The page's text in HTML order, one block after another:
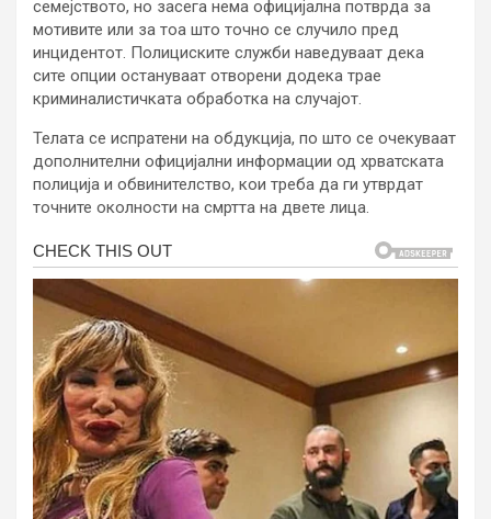
семејството, но засега нема официјална потврда за
мотивите или за тоа што точно се случило пред
инцидентот. Полициските служби наведуваат дека
сите опции остануваат отворени додека трае
криминалистичката обработка на случајот.
Телата се испратени на обдукција, по што се очекуваат
дополнителни официјални информации од хрватската
полиција и обвинителство, кои треба да ги утврдат
точните околности на смртта на двете лица.